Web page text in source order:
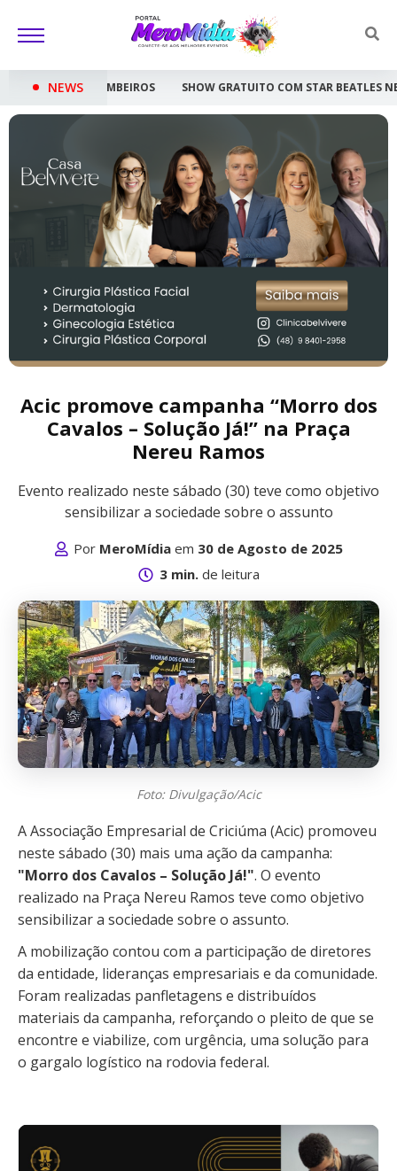
NEWS
SHOW GRATUITO COM STAR BEATLES NESTE SÁBADO EM
Acic promove campanha “Morro dos
Cavalos – Solução Já!” na Praça
Nereu Ramos
Evento realizado neste sábado (30) teve como objetivo
sensibilizar a sociedade sobre o assunto
Por MeroMídiaem 30 de Agosto de 2025
3 min.de leitura
Foto: Divulgação/Acic
A Associação Empresarial de Criciúma (Acic) promoveu
neste sábado (30) mais uma ação da campanha:
"Morro dos Cavalos – Solução Já!". O evento
realizado na Praça Nereu Ramos teve como objetivo
sensibilizar a sociedade sobre o assunto.
A mobilização contou com a participação de diretores
da entidade, lideranças empresariais e da comunidade.
Foram realizadas panfletagens e distribuídos
materiais da campanha, reforçando o pleito de que se
encontre e viabilize, com urgência, uma solução para
o gargalo logístico na rodovia federal.